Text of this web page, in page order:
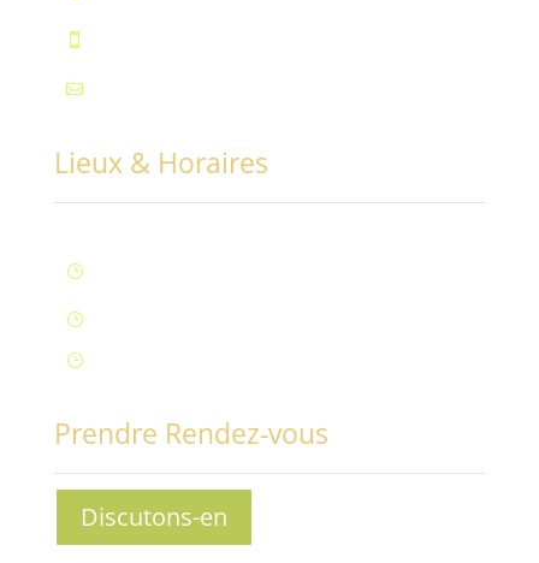


Lieux & Horaires
}
}
}
Prendre Rendez-vous
Discutons-en